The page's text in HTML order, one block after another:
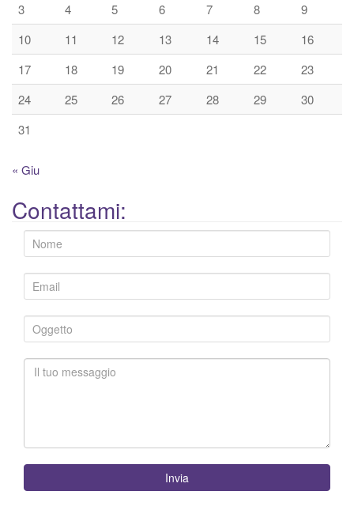
3
4 5 6 7 8
9
10
11 12 13 14 15
16
17
18 19 20 21 22
23
24
25 26 27 28 29
30
31
« Giu
Contattami:
Invia